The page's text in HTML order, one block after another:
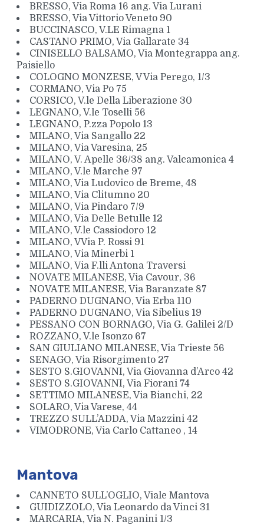
BRESSO, Via Roma 16 ang. Via Lurani
BRESSO, Via Vittorio Veneto 90
BUCCINASCO, V.LE Rimagna 1
CASTANO PRIMO, Via Gallarate 34
CINISELLO BALSAMO, Via Montegrappa ang.
Paisiello
COLOGNO MONZESE, V Via Perego, 1/3
CORMANO, Via Po 75
CORSICO, V.le Della Liberazione 30
LEGNANO, V.le Toselli 56
LEGNANO, P.zza Popolo 13
MILANO, Via Sangallo 22
MILANO, Via Varesina, 25
MILANO, V. Apelle 36/38 ang. Valcamonica 4
MILANO, V.le Marche 97
MILANO, Via Ludovico de Breme, 48
MILANO, Via Clitumno 20
MILANO, Via Pindaro 7/9
MILANO, Via Delle Betulle 12
MILANO, V.le Cassiodoro 12
MILANO, VVia P. Rossi 91
MILANO, Via Minerbi 1
MILANO, Via F.lli Antona Traversi
NOVATE MILANESE, Via Cavour, 36
NOVATE MILANESE, Via Baranzate 87
PADERNO DUGNANO, Via Erba 110
PADERNO DUGNANO, Via Sibelius 19
PESSANO CON BORNAGO, Via G. Galilei 2/D
ROZZANO, V.le Isonzo 67
SAN GIULIANO MILANESE, Via Trieste 56
SENAGO, Via Risorgimento 27
SESTO S.GIOVANNI, Via Giovanna d’Arco 42
SESTO S.GIOVANNI, Via Fiorani 74
SETTIMO MILANESE, Via Bianchi, 22
SOLARO, Via Varese, 44
TREZZO SULL’ADDA, Via Mazzini 42
VIMODRONE, Via Carlo Cattaneo , 14
Mantova
CANNETO SULL’OGLIO, Viale Mantova
GUIDIZZOLO, Via Leonardo da Vinci 31
MARCARIA, Via N. Paganini 1/3